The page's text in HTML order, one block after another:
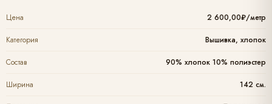
Цена 2 600,00₽/метр
Категория Вышивка, хлопок
Состав 90% хлопок 10% полиэстер
Ширина 142 см.